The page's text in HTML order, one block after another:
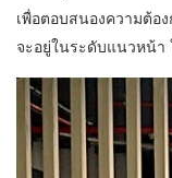
เพื่อตอบสนองความต้อ
จะอยู่ในระดับแนวหน้า